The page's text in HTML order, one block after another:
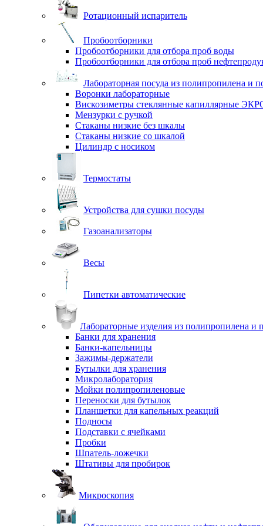
Ротационный испаритель
Пробоотборники
Пробоотборники для отбора проб воды
Пробоотборники для отбора проб
Лабораторная посуда из полипропилена и
Воронки лабораторные
Вискозиметры стеклянные капиллярные
Мензурки с ручкой
Стаканы низкие без шкалы
Стаканы низкие со шкалой
Цилиндр с носиком
Термостаты
Устройства для сушки посуды
Газоанализаторы
Весы
Пипетки автоматические
Лабораторные изделия из полипропилена и
Банки для хранения
Банки-капельницы
Зажимы-держатели
Бутылки для хранения
Микролаборатория
Мойки полипропиленовые
Переноски для бутылок
Планшетки для капельных реакций
Подносы
Подставки с ячейками
Пробки
Шпатель-ложечки
Штативы для пробирок
Микроскопия